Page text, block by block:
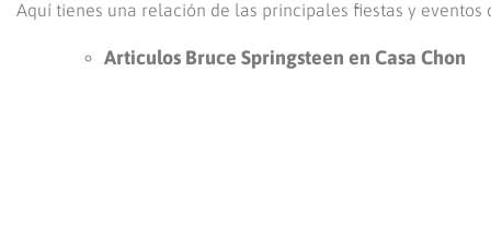
Aquí tienes una relación de las principales fiestas y
Articulos Bruce Springsteen en Casa Chon